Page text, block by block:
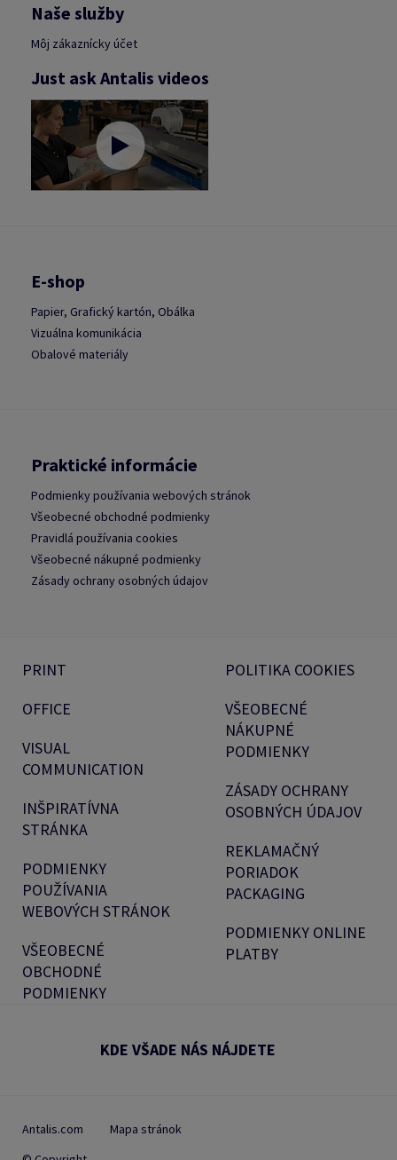
Naše služby
Môj zákaznícky účet
Just ask Antalis videos
E-shop
Papier, Grafický kartón, Obálka
Vizuálna komunikácia
Obalové materiály
Praktické informácie
Podmienky používania webových stránok
Všeobecné obchodné podmienky
Pravidlá používania cookies
Všeobecné nákupné podmienky
Zásady ochrany osobných údajov
PRINT
OFFICE
VISUAL
COMMUNICATION
INŠPIRATÍVNA
STRÁNKA
PODMIENKY
POUŽÍVANIA
WEBOVÝCH STRÁNOK
VŠEOBECNÉ
OBCHODNÉ
PODMIENKY
POLITIKA COOKIES
VŠEOBECNÉ
NÁKUPNÉ
PODMIENKY
ZÁSADY OCHRANY
OSOBNÝCH ÚDAJOV
REKLAMAČNÝ
PORIADOK
PACKAGING
PODMIENKY ONLINE
PLATBY
KDE VŠADE NÁS NÁJDETE
Antalis.com
Mapa stránok